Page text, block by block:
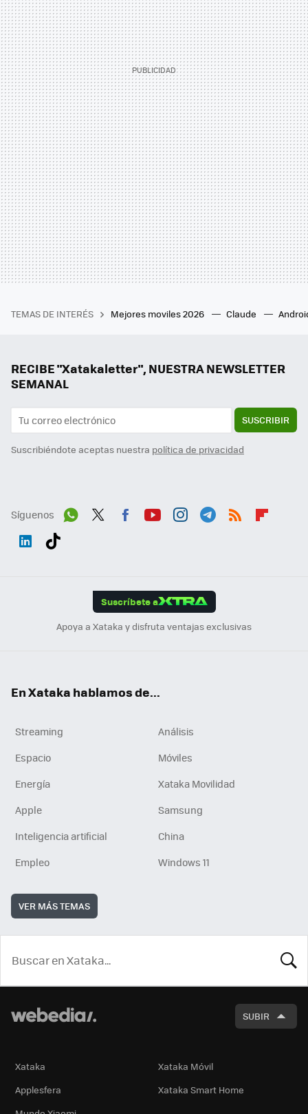
TEMAS DE INTERÉS Mejores moviles 2026 Claude
RECIBE "Xatakaletter", NUESTRA NEWSLETTER
SEMANAL
SUSCRIBIR
Suscribiéndote aceptas nuestra política de privacidad
Síguenos
Suscríbete a
Apoya a Xataka y disfruta ventajas exclusivas
En Xataka hablamos de...
Streaming
Análisis
Espacio
Móviles
Energía
Xataka Movilidad
Apple
Samsung
Inteligencia artificial
China
Empleo
Windows 11
VER MÁS TEMAS
SUBIR
Xataka
Xataka Móvil
Applesfera
Xataka Smart Home